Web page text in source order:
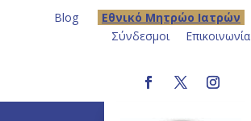
Blog Eθνικό Μητρώο Ιατρών
Σύνδεσμοι
Επικοινωνία